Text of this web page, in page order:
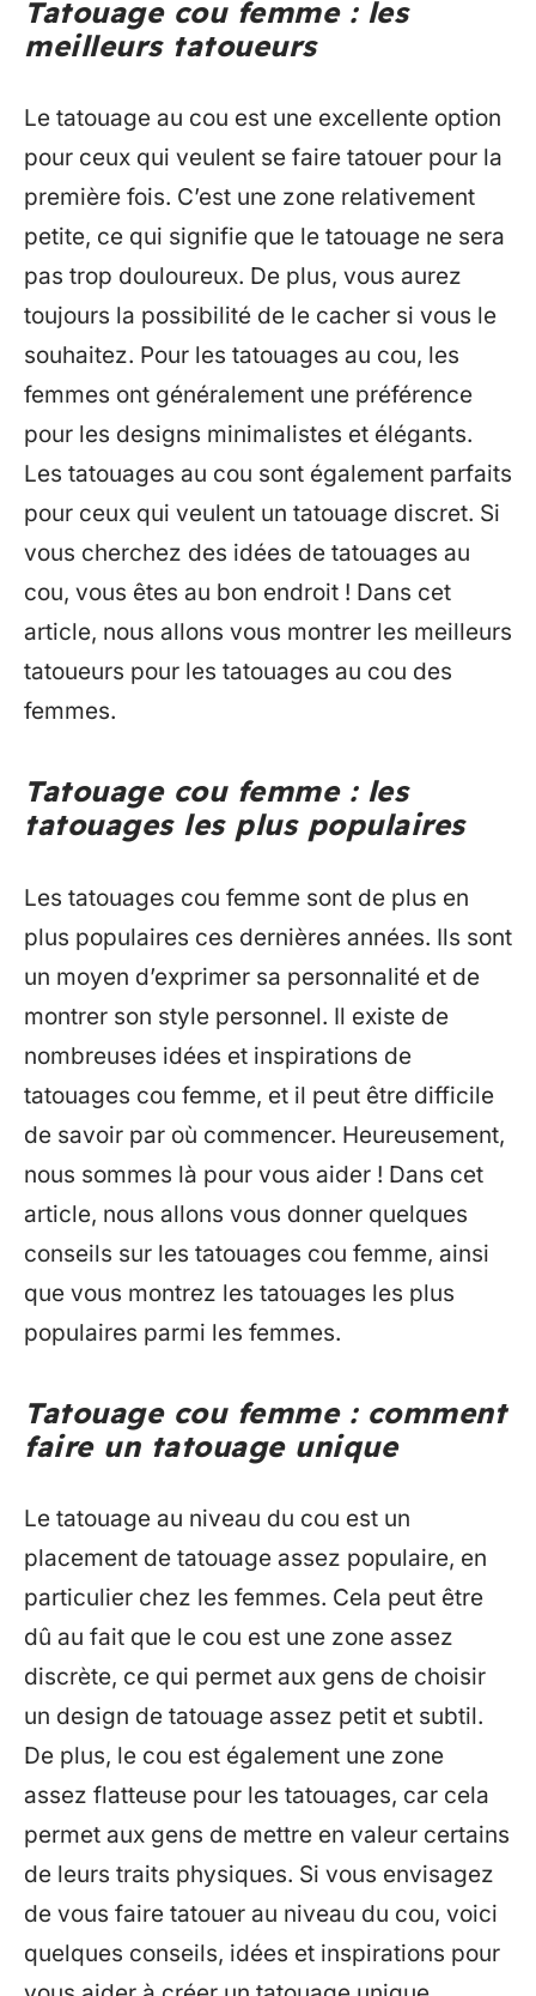
Tatouage cou femme : les
meilleurs tatoueurs
Le tatouage au cou est une excellente option
pour ceux qui veulent se faire tatouer pour la
première fois. C’est une zone relativement
petite, ce qui signifie que le tatouage ne sera
pas trop douloureux. De plus, vous aurez
toujours la possibilité de le cacher si vous le
souhaitez. Pour les tatouages au cou, les
femmes ont généralement une préférence
pour les designs minimalistes et élégants.
Les tatouages au cou sont également parfaits
pour ceux qui veulent un tatouage discret. Si
vous cherchez des idées de tatouages au
cou, vous êtes au bon endroit ! Dans cet
article, nous allons vous montrer les meilleurs
tatoueurs pour les tatouages au cou des
femmes.
Tatouage cou femme : les
tatouages les plus populaires
Les tatouages cou femme sont de plus en
plus populaires ces dernières années. Ils sont
un moyen d’exprimer sa personnalité et de
montrer son style personnel. Il existe de
nombreuses idées et inspirations de
tatouages cou femme, et il peut être difficile
de savoir par où commencer. Heureusement,
nous sommes là pour vous aider ! Dans cet
article, nous allons vous donner quelques
conseils sur les tatouages cou femme, ainsi
que vous montrez les tatouages les plus
populaires parmi les femmes.
Tatouage cou femme : comment
faire un tatouage unique
Le tatouage au niveau du cou est un
placement de tatouage assez populaire, en
particulier chez les femmes. Cela peut être
dû au fait que le cou est une zone assez
discrète, ce qui permet aux gens de choisir
un design de tatouage assez petit et subtil.
De plus, le cou est également une zone
assez flatteuse pour les tatouages, car cela
permet aux gens de mettre en valeur certains
de leurs traits physiques. Si vous envisagez
de vous faire tatouer au niveau du cou, voici
quelques conseils, idées et inspirations pour